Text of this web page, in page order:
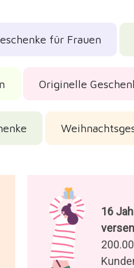
für Frauen
Originelle
16